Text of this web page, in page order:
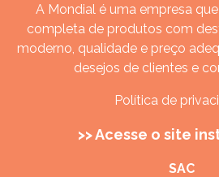
A Mondial é uma empresa
completa de produtos com
moderno, qualidade e preço
desejos de clientes e
Política de
>> Acesse o site
SAC